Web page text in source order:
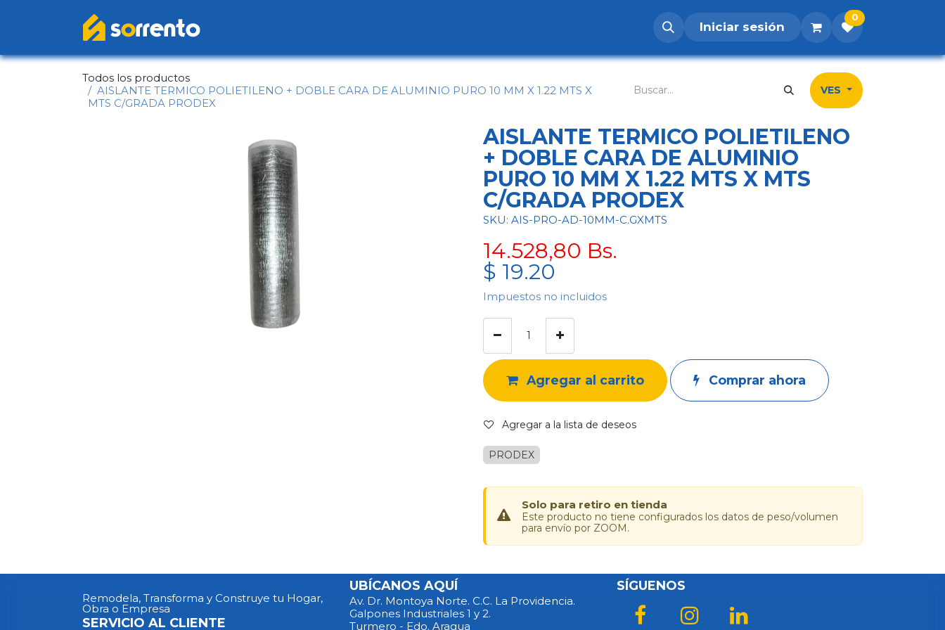
Postúlate Inicio Tienda
Iniciar sesión
0
Todos los productos
AISLANTE TERMICO POLIETILENO + DOBLE CARA DE ALUMINIO PURO 10 MM X 1.22 MTS X
MTS C/GRADA PRODEX
VES
AISLANTE TERMICO POLIETILENO
+ DOBLE CARA DE ALUMINIO
PURO 10 MM X 1.22 MTS X MTS
C/GRADA PRODEX
SKU: AIS-PRO-AD-10MM-C.GXMTS
14.528,80 Bs.
$ 19.20
Impuestos no incluidos
Agregar al carrito Comprar ahora
Agregar a la lista de deseos
PRODEX
Solo para retiro en tienda
Este producto no tiene configurados los datos de peso/volumen
para envío por ZOOM.
Remodela, Transforma y Construye tu Hogar,
Obra o Empresa
SERVICIO AL CLIENTE
UBÍCANOS AQUÍ
Av. Dr. Montoya Norte. C.C. La Providencia.
Galpones Industriales 1 y 2.
Turmero - Edo. Aragua
SÍGUENOS